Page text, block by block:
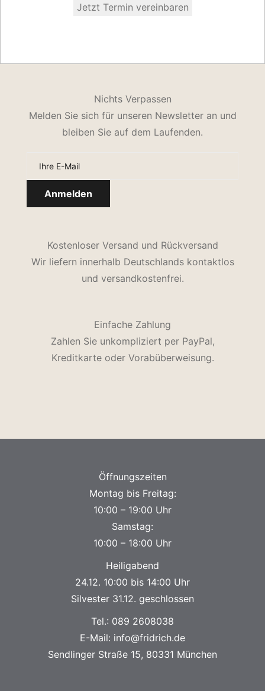
Jetzt Termin vereinbaren
Nichts Verpassen
Melden Sie sich für unseren Newsletter an und
bleiben Sie auf dem Laufenden.
Kostenloser Versand und Rückversand
Wir liefern innerhalb Deutschlands kontaktlos
und versandkostenfrei.
Einfache Zahlung
Zahlen Sie unkompliziert per PayPal,
Kreditkarte oder Vorabüberweisung.
Öffnungszeiten
Montag bis Freitag:
10:00 – 19:00 Uhr
Samstag:
10:00 – 18:00 Uhr
Heiligabend
24.12. 10:00 bis 14:00 Uhr
Silvester 31.12. geschlossen
Tel.: 089 2608038
E-Mail: info@fridrich.de
Sendlinger Straße 15, 80331 München